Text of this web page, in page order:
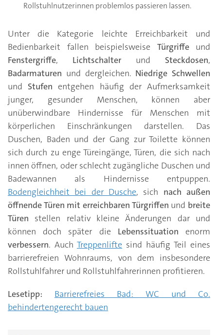
Rollstuhlnutzerinnen problemlos passieren lassen.
Unter die Kategorie leichte Erreichbarkeit und
Bedienbarkeit fallen beispielsweise Türgriffe und
Fenstergriffe, Lichtschalter und Steckdosen,
Badarmaturen und dergleichen. Niedrige Schwellen
und Stufenentgehen häufig der Aufmerksamkeit
junger, gesunder Menschen, können aber
unüberwindbare Hindernisse für Menschen mit
körperlichen Einschränkungen darstellen. Das
Duschen, Baden und der Gang zur Toilette können
sich durch zu enge Türeingänge, Türen, die sich nach
innen öffnen, oder schlecht zugängliche Duschen und
Badewannen als Hindernisse entpuppen.
Bodengleichheit bei der Dusche, sich nach außen
öffnende Türen mit erreichbaren Türgriffen und breite
Türen stellen relativ kleine Änderungen dar und
können doch später die Lebenssituationenorm
verbessern. Auch Treppenlifte sind häufig Teil eines
barrierefreien Wohnraums, von dem insbesondere
Rollstuhlfahrer und Rollstuhlfahrerinnen profitieren.
Lesetipp: Barrierefreies Bad: WC und Co.
behindertengerecht bauen